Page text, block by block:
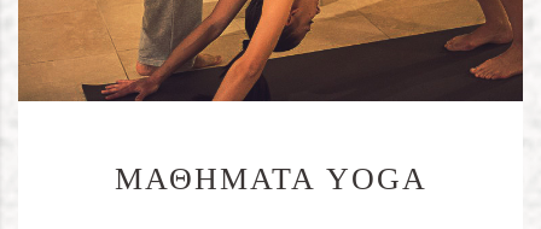
ΜΑΘΗΜΑΤΑ YOGA